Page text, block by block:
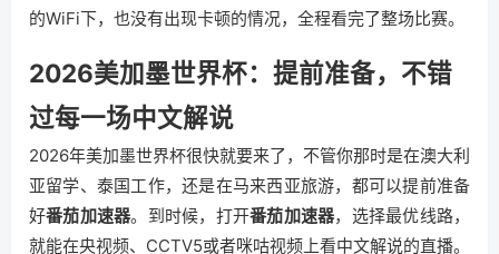
的WiFi下，也没有出现卡顿的情况，全程看完了整场比赛。
2026美加墨世界杯：提前准备，不错
过每一场中文解说
2026年美加墨世界杯很快就要来了，不管你那时是在澳大利
亚留学、泰国工作，还是在马来西亚旅游，都可以提前准备
好番茄加速器。到时候，打开番茄加速器，选择最优线路，
就能在央视频、CCTV5或者咪咕视频上看中文解说的直播。